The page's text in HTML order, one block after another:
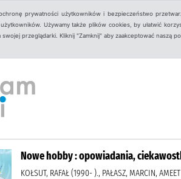
prywatności użytkowników i bezpieczeństwo
Używamy także plików cookies, by ułatwić
przeglądarki. Kliknij "Zamknij" aby zaakceptować naszą
Nowe hobby : opowiadania,
KOŁSUT, RAFAŁ (1990- )., PAŁASZ, MARCIN, AMEET